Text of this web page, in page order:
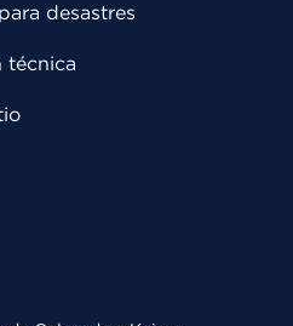
desastres
técnica